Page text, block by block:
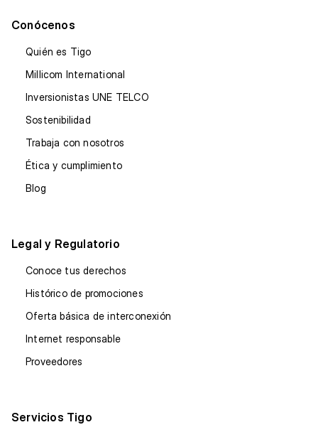
Conócenos
Quién es Tigo
Millicom International
Inversionistas UNE TELCO
Sostenibilidad
Trabaja con nosotros
Ética y cumplimiento
Blog
Legal y Regulatorio
Conoce tus derechos
Histórico de promociones
Oferta básica de interconexión
Internet responsable
Proveedores
Servicios Tigo